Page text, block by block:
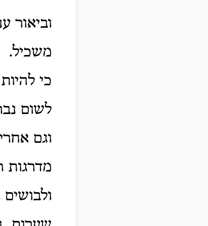
וביאור
משכיל.
כי
לשום
וגם
מדרגות